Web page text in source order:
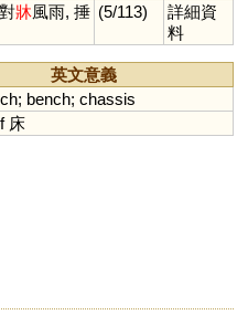
牀風雨, 捶 (5/113)
詳細資
料
英文意義
; bench; chassis
床